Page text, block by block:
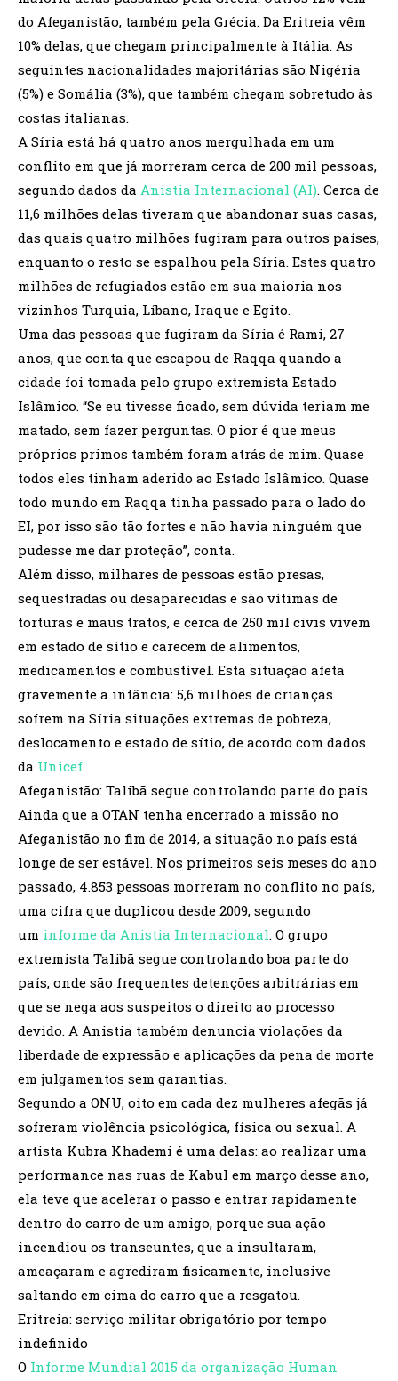
do Afeganistão, também pela Grécia. Da Eritreia vêm
10% delas, que chegam principalmente à Itália. As
seguintes nacionalidades majoritárias são Nigéria
(5%) e Somália (3%), que também chegam sobretudo às
costas italianas.
A Síria está há quatro anos mergulhada em um
conflito em que já morreram cerca de 200 mil pessoas,
segundo dados da Anistia Internacional (AI). Cerca de
11,6 milhões delas tiveram que abandonar suas casas,
das quais quatro milhões fugiram para outros países,
enquanto o resto se espalhou pela Síria. Estes quatro
milhões de refugiados estão em sua maioria nos
vizinhos Turquia, Líbano, Iraque e Egito.
Uma das pessoas que fugiram da Síria é Rami, 27
anos, que conta que escapou de Raqqa quando a
cidade foi tomada pelo grupo extremista Estado
Islâmico. “Se eu tivesse ficado, sem dúvida teriam me
matado, sem fazer perguntas. O pior é que meus
próprios primos também foram atrás de mim. Quase
todos eles tinham aderido ao Estado Islâmico. Quase
todo mundo em Raqqa tinha passado para o lado do
EI, por isso são tão fortes e não havia ninguém que
pudesse me dar proteção”, conta.
Além disso, milhares de pessoas estão presas,
sequestradas ou desaparecidas e são vítimas de
torturas e maus tratos, e cerca de 250 mil civis vivem
em estado de sítio e carecem de alimentos,
medicamentos e combustível. Esta situação afeta
gravemente a infância: 5,6 milhões de crianças
sofrem na Síria situações extremas de pobreza,
deslocamento e estado de sítio, de acordo com dados
da Unicef.
Afeganistão: Talibã segue controlando parte do país
Ainda que a OTAN tenha encerrado a missão no
Afeganistão no fim de 2014, a situação no país está
longe de ser estável. Nos primeiros seis meses do ano
passado, 4.853 pessoas morreram no conflito no país,
uma cifra que duplicou desde 2009, segundo
um informe da Anistia Internacional. O grupo
extremista Talibã segue controlando boa parte do
país, onde são frequentes detenções arbitrárias em
que se nega aos suspeitos o direito ao processo
devido. A Anistia também denuncia violações da
liberdade de expressão e aplicações da pena de morte
em julgamentos sem garantias.
Segundo a ONU, oito em cada dez mulheres afegãs já
sofreram violência psicológica, física ou sexual. A
artista Kubra Khademi é uma delas: ao realizar uma
performance nas ruas de Kabul em março desse ano,
ela teve que acelerar o passo e entrar rapidamente
dentro do carro de um amigo, porque sua ação
incendiou os transeuntes, que a insultaram,
ameaçaram e agrediram fisicamente, inclusive
saltando em cima do carro que a resgatou.
Eritreia: serviço militar obrigatório por tempo
indefinido
O Informe Mundial 2015 da organização Human